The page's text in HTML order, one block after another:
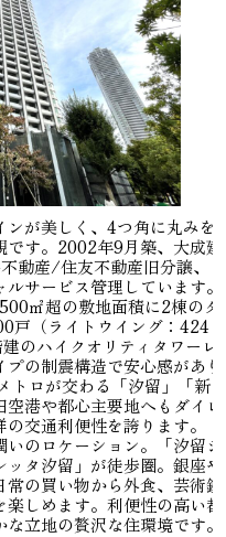
が美しく、4つ角に丸みを
す。2002年9月築、大成建
動産/住友不動産旧分譲、
サービス管理しています。
㎡超の敷地面積に2棟のタ
戸（ライトウイング：424
のハイクオリティタワーレ
の制震構造で安心感があり
トロが交わる「汐留」「新
港や都心主要地へもダイレ
交通利便性を誇ります。
いのロケーション。「汐留シ
タ汐留」が徒歩圏。銀座や
の買い物から外食、芸術鑑
しめます。利便性の高い都
立地の贅沢な住環境です。